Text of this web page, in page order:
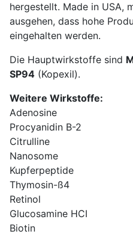
hergestellt. Made in USA,
ausgehen, dass hohe
eingehalten werden.
Die Hauptwirkstoffe sind
SP94 (Kopexil).
Weitere Wirkstoffe:
Adenosine
Procyanidin B-2
Citrulline
Nanosome
Kupferpeptide
Thymosin-ß4
Retinol
Glucosamine HCI
Biotin